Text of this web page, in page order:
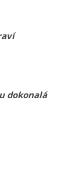
dokonalá